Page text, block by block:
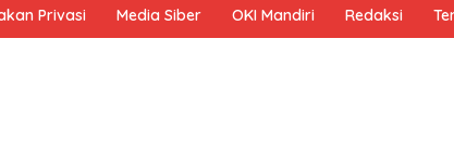
Privasi Media Siber OKI Mandiri Redaksi